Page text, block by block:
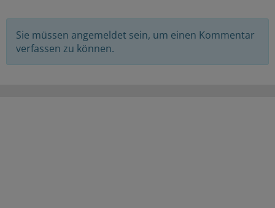
Sie müssen angemeldet sein, um einen Kommentar
verfassen zu können.